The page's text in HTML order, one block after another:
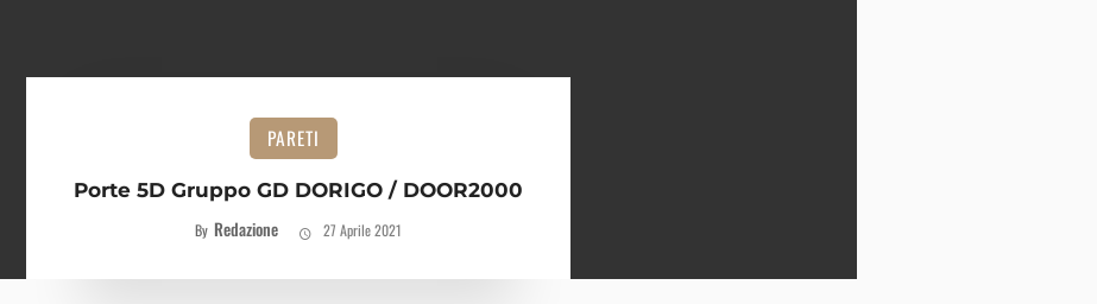
PARETI
Porte 5D Gruppo GD DORIGO / DOOR2000
By Redazione 27 Aprile 2021